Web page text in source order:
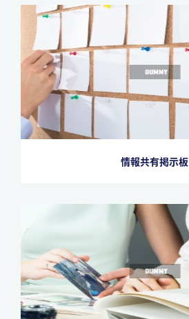
情報共有掲示板